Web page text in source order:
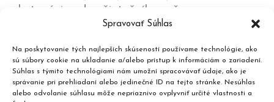
Spravovať Súhlas
Na poskytovanie tých najlepších skúseností používame technológie, ako
sú súbory cookie na ukladanie a/alebo prístup k informáciám o zariadení.
Súhlas s týmito technológiami nám umožní spracovávať údaje, ako je
správanie pri prehliadaní alebo jedinečné ID na tejto stránke. Nesúhlas
alebo odvolanie súhlasu môže nepriaznivo ovplyvniť určité vlastnosti a
kategórie od začiatočníkov až po
olympijských víťazov na všetkých typoch vôd
najdivokejšie rieky, umelé trate a moria.
Kontakt